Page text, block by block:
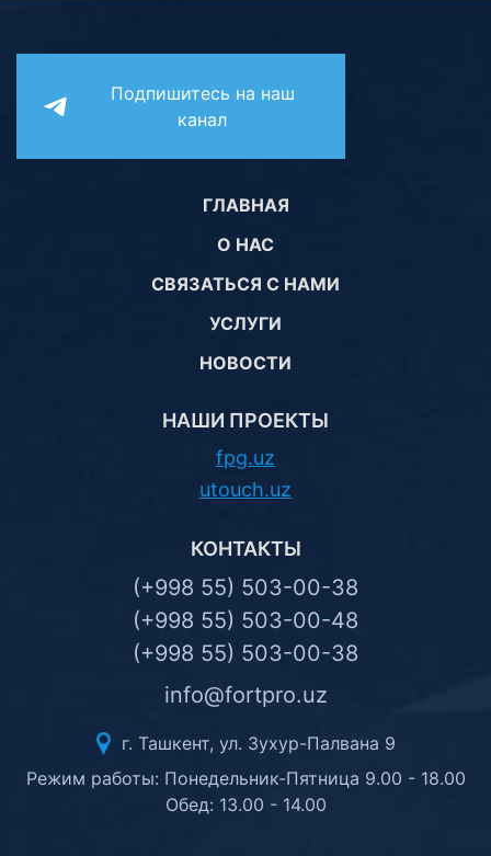
Подпишитесь на наш
канал
ГЛАВНАЯ
О НАС
СВЯЗАТЬСЯ С НАМИ
УСЛУГИ
НОВОСТИ
НАШИ ПРОЕКТЫ
fpg.uz
utouch.uz
КОНТАКТЫ
(+998 55) 503-00-38
(+998 55) 503-00-48
(+998 55) 503-00-38
info@fortpro.uz
г. Ташкент, ул. Зухур-Палвана 9
Режим работы: Понедельник-Пятница 9.00 - 18.00
Обед: 13.00 - 14.00